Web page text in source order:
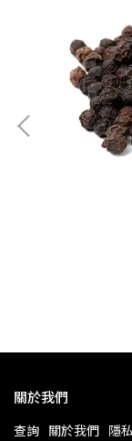
關於我們
查詢 關於我們 隱